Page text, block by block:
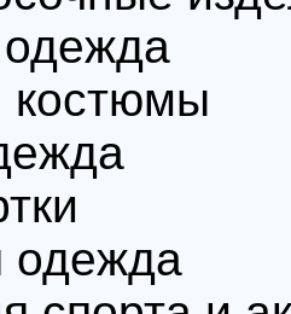
костюмы
одежда